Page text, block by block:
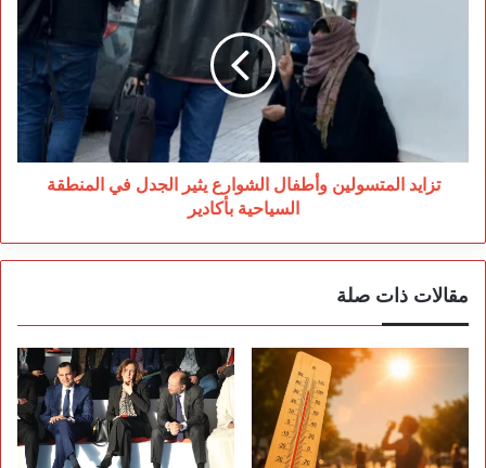
المنطقة
السياحية
بأكادير
تزايد المتسولين وأطفال الشوارع يثير الجدل في المنطقة
السياحية بأكادير
مقالات ذات صلة